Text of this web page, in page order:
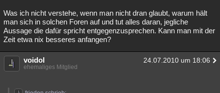
Was ich nicht verstehe, wenn man nicht dran glaubt, warum hält
man sich in solchen Foren auf und tut alles daran, jegliche
Aussage die dafür spricht entgegenzusprechen. Kann man mit der
Zeit etwa nix besseres anfangen?
voidol 24.07.2010 um 18:06
ehemaliges Mitglied